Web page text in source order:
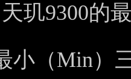
玑9300的
小（Min）